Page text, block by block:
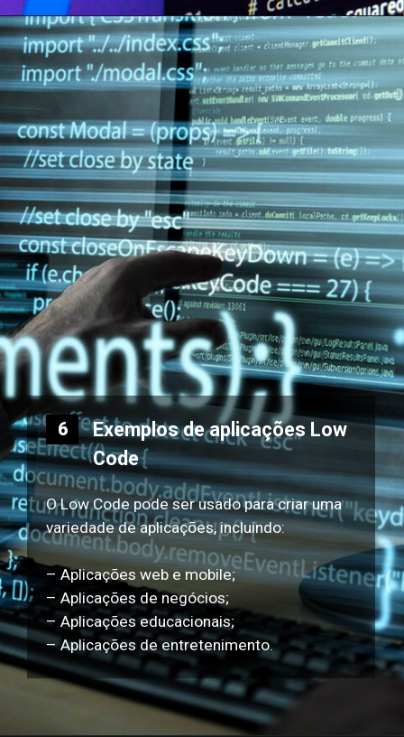
Exemplos de aplicações Low
Code
O Low Code pode ser usado para criar uma
variedade de aplicações, incluindo:
– Aplicações web e mobile;
– Aplicações de negócios;
– Aplicações educacionais;
– Aplicações de entretenimento.
6